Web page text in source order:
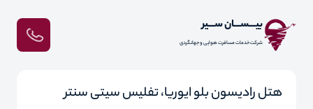
بیـــســـان ســـیر
شرکت خدمات مسافرت هوایی و جهانگردی
هتل رادیسون بلو ایوریا، تفلیس سیتی سنتر